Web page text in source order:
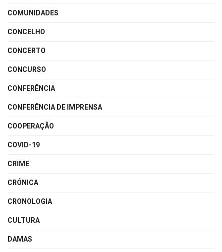
COMUNIDADES
CONCELHO
CONCERTO
CONCURSO
CONFERÊNCIA
CONFERÊNCIA DE IMPRENSA
COOPERAÇÃO
COVID-19
CRIME
CRÓNICA
CRONOLOGIA
CULTURA
DAMAS